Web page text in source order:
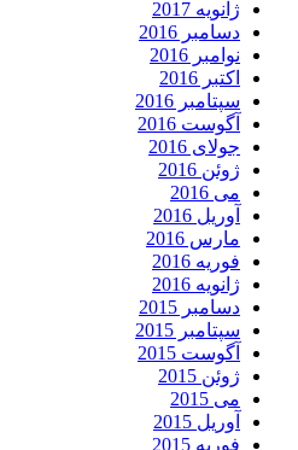
ژانویه 2017
دسامبر 2016
نوامبر 2016
اکتبر 2016
سپتامبر 2016
آگوست 2016
جولای 2016
ژوئن 2016
می 2016
آوریل 2016
مارس 2016
فوریه 2016
ژانویه 2016
دسامبر 2015
سپتامبر 2015
آگوست 2015
ژوئن 2015
می 2015
آوریل 2015
فوریه 2015